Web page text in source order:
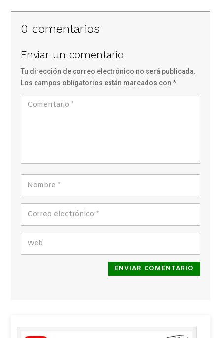
0 comentarios
Enviar un comentario
Tu dirección de correo electrónico no será publicada.
Los campos obligatorios están marcados con*
ENVIAR COMENTARIO